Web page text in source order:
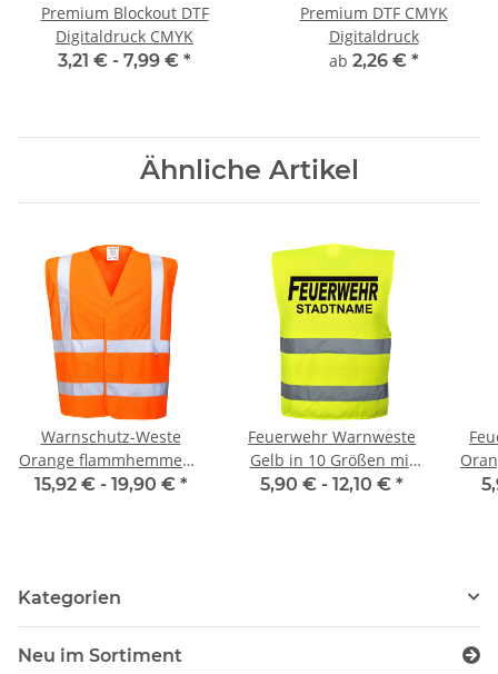
Premium Blockout DTF
Digitaldruck CMYK
3,21 € - 7,99 € *
Premium DTF CMYK
Digitaldruck
ab 2,26 € *
Ähnliche Artikel
Warnschutz-Weste
Orange flammhemmend
EN ISO 20471 Class 2
15,92 € - 19,90 € *
Feuerwehr Warnweste
Gelb in 10 Größen mit
Stadtnamen
5,90 € - 12,10 € *
Kategorien
Neu im Sortiment